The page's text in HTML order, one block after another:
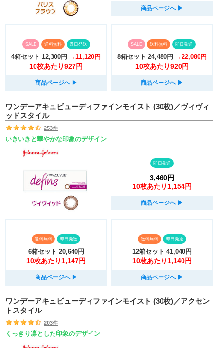
商品ページへ ▶︎
SALE 送料無料 即日発送
4箱セット 12,300円 →11,120円
10枚あたり927円
商品ページへ ▶︎
SALE 送料無料 即日発送
8箱セット 24,480円 →22,080円
10枚あたり920円
商品ページへ ▶︎
ワンデーアキュビューディファインモイスト (30枚)／ヴィヴィ
ッドスタイル
253件
いきいきと華やかな印象のデザイン
即日発送
3,460円
10枚あたり1,154円
商品ページへ ▶︎
送料無料 即日発送
6箱セット 20,640円
10枚あたり1,147円
商品ページへ ▶︎
送料無料 即日発送
12箱セット 41,040円
10枚あたり1,140円
商品ページへ ▶︎
ワンデーアキュビューディファインモイスト (30枚)／アクセン
トスタイル
203件
くっきり凛とした印象のデザイン